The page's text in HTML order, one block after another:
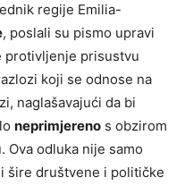
regije Emilia-
, poslali su pismo upravi
protivljenje prisustvu
koji se odnose na
naglašavajući da bi
neprimjereno s obzirom
Ova odluka nije samo
šire društvene i političke